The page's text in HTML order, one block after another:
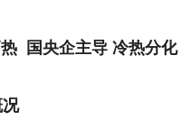
国央企主导 冷热分化